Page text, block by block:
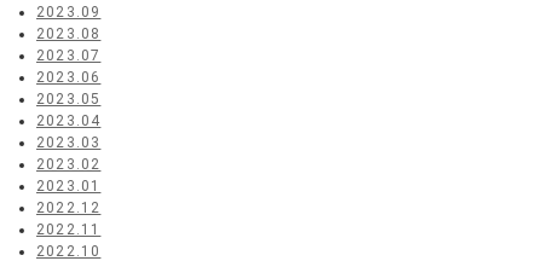
2023.09
2023.08
2023.07
2023.06
2023.05
2023.04
2023.03
2023.02
2023.01
2022.12
2022.11
2022.10